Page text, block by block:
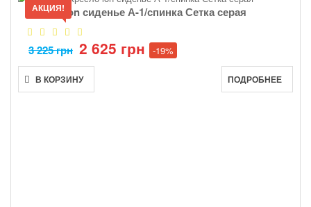
АКЦИЯ!
Кресло lon сиденье А-1/спинка Сетка серая
3 225 грн 2 625 грн -19%
В КОРЗИНУ ПОДРОБНЕЕ